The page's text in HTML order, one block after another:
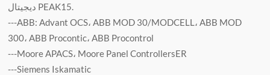
دیجیتال PEAK15.
---ABB: Advant OCS، ABB MOD 30/MODCELL، ABB MOD
300، ABB Procontic، ABB Procontrol
---Moore APACS، Moore Panel ControllersER
---Siemens Iskamatic